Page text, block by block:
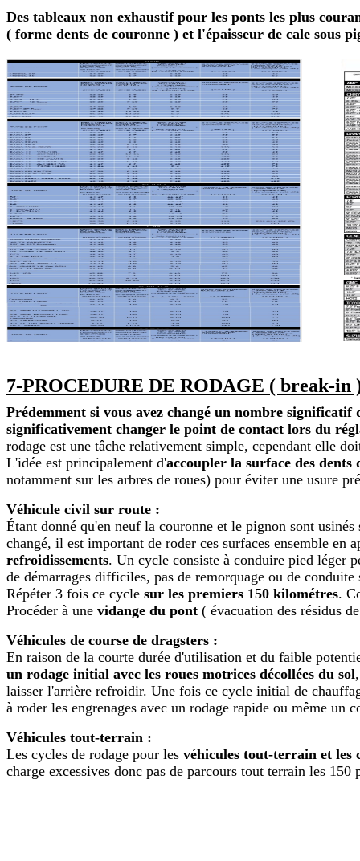
Des tableaux non exhaustif pour les ponts les plus
( forme dents de couronne ) et l'épaisseur de cale sous
7-PROCEDURE DE RODAGE ( break-in
Prédemment si vous avez changé un nombre
significativement changer le point de contact lors du
rodage est une tâche relativement simple, cependant elle
L'idée est principalement d'accoupler la surface des
notamment sur les arbres de roues) pour éviter une usure
Véhicule civil sur route :
Étant donné qu'en neuf la couronne et le pignon sont
changé, il est important de roder ces surfaces ensemble en
refroidissements. Un cycle consiste à conduire pied léger
de démarrages difficiles, pas de remorquage ou de
Répéter 3 fois ce cycle sur les premiers 150 kilométres.
Procéder à une vidange du pont ( évacuation des résidus
Véhicules de course de dragsters :
En raison de la courte durée d'utilisation et du faible
un rodage initial avec les roues motrices décollées du sol
laisser l'arrière refroidir. Une fois ce cycle initial de
à roder les engrenages avec un rodage rapide ou même un
Véhicules tout-terrain :
Les cycles de rodage pour les véhicules tout-terrain et les
charge excessives donc pas de parcours tout terrain les 150